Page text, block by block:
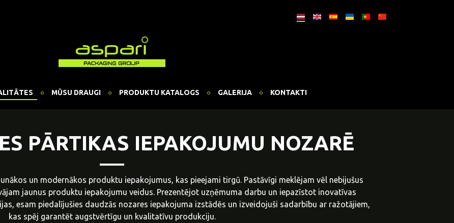
MŪSU DRAUGI PRODUKTU KATALOGS GALERIJA KONTAKTI
PĀRTIKAS IEPAKOJUMU NOZARĒ
un modernākos produktu iepakojumus, kas pieejami tirgū. Pastāvīgi meklējam vēl nebijušus
jaunus produktu iepakojumu veidus. Prezentējot uzņēmuma darbu un iepazīstot inovatīvas
esam piedalījušies daudzās nozares iepakojuma izstādēs un izveidojuši sadarbību ar ražotājiem,
kas spēj garantēt augstvērtīgu un kvalitatīvu produkciju.